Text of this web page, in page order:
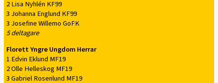
2 Lisa Nyhlén KF99
3 Johanna Englund KF99
3 Josefine Willemo GoFK
5 deltagare
Florett Yngre Ungdom Herrar
1 Edvin Eklund MF19
2 Olle Helleskog MF19
3 Gabriel Rosenlund MF19